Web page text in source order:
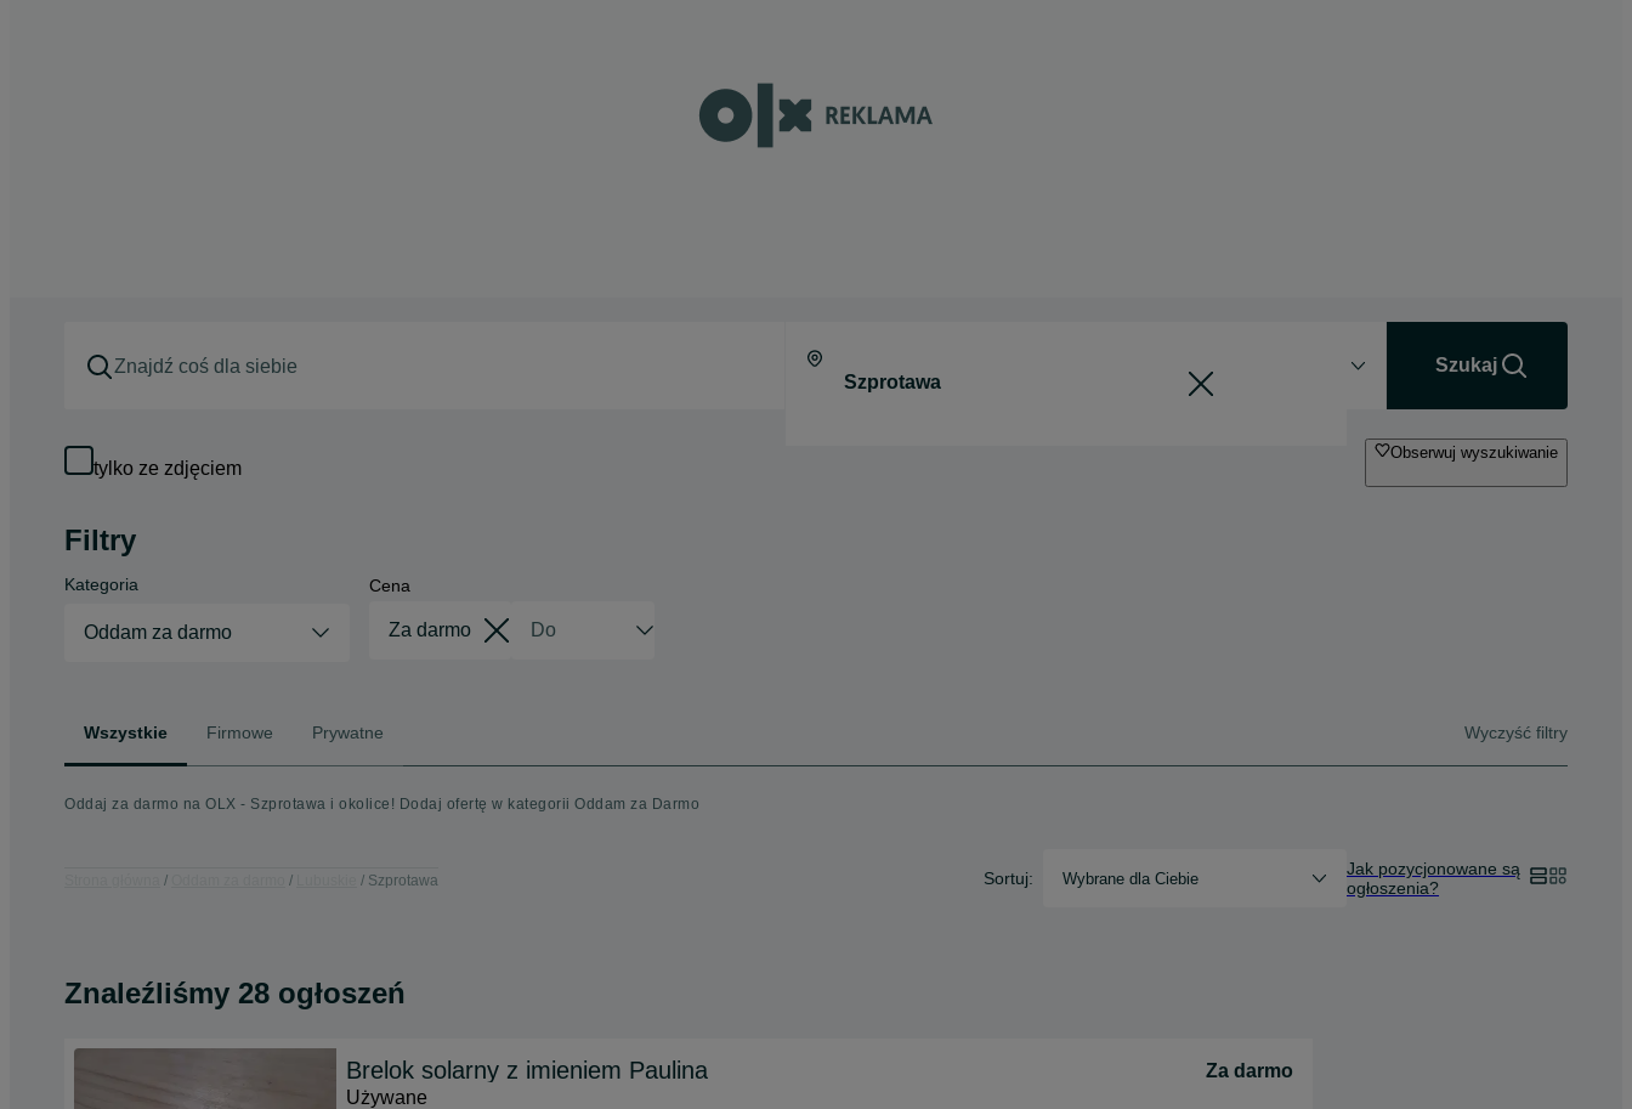
Szukaj
tylko ze zdjęciem
Obserwuj wyszukiwanie
Filtry
Kategoria
Oddam za darmo
Cena
Wszystkie Firmowe Prywatne Wyczyść filtry
Oddaj za darmo na OLX - Szprotawa i okolice! Dodaj ofertę w kategorii Oddam za Darmo
Szprotawa Sortuj: Wybrane dla Ciebie
Jak pozycjonowane są
ogłoszenia?
Znaleźliśmy 28 ogłoszeń
Brelok solarny z imieniem Paulina
Za darmo
Używane